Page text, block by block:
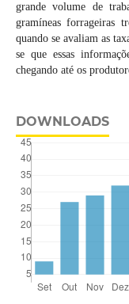
grande volume de
gramíneas forrageiras
quando se avaliam as
se que essas
chegando até os
DOWNLOADS